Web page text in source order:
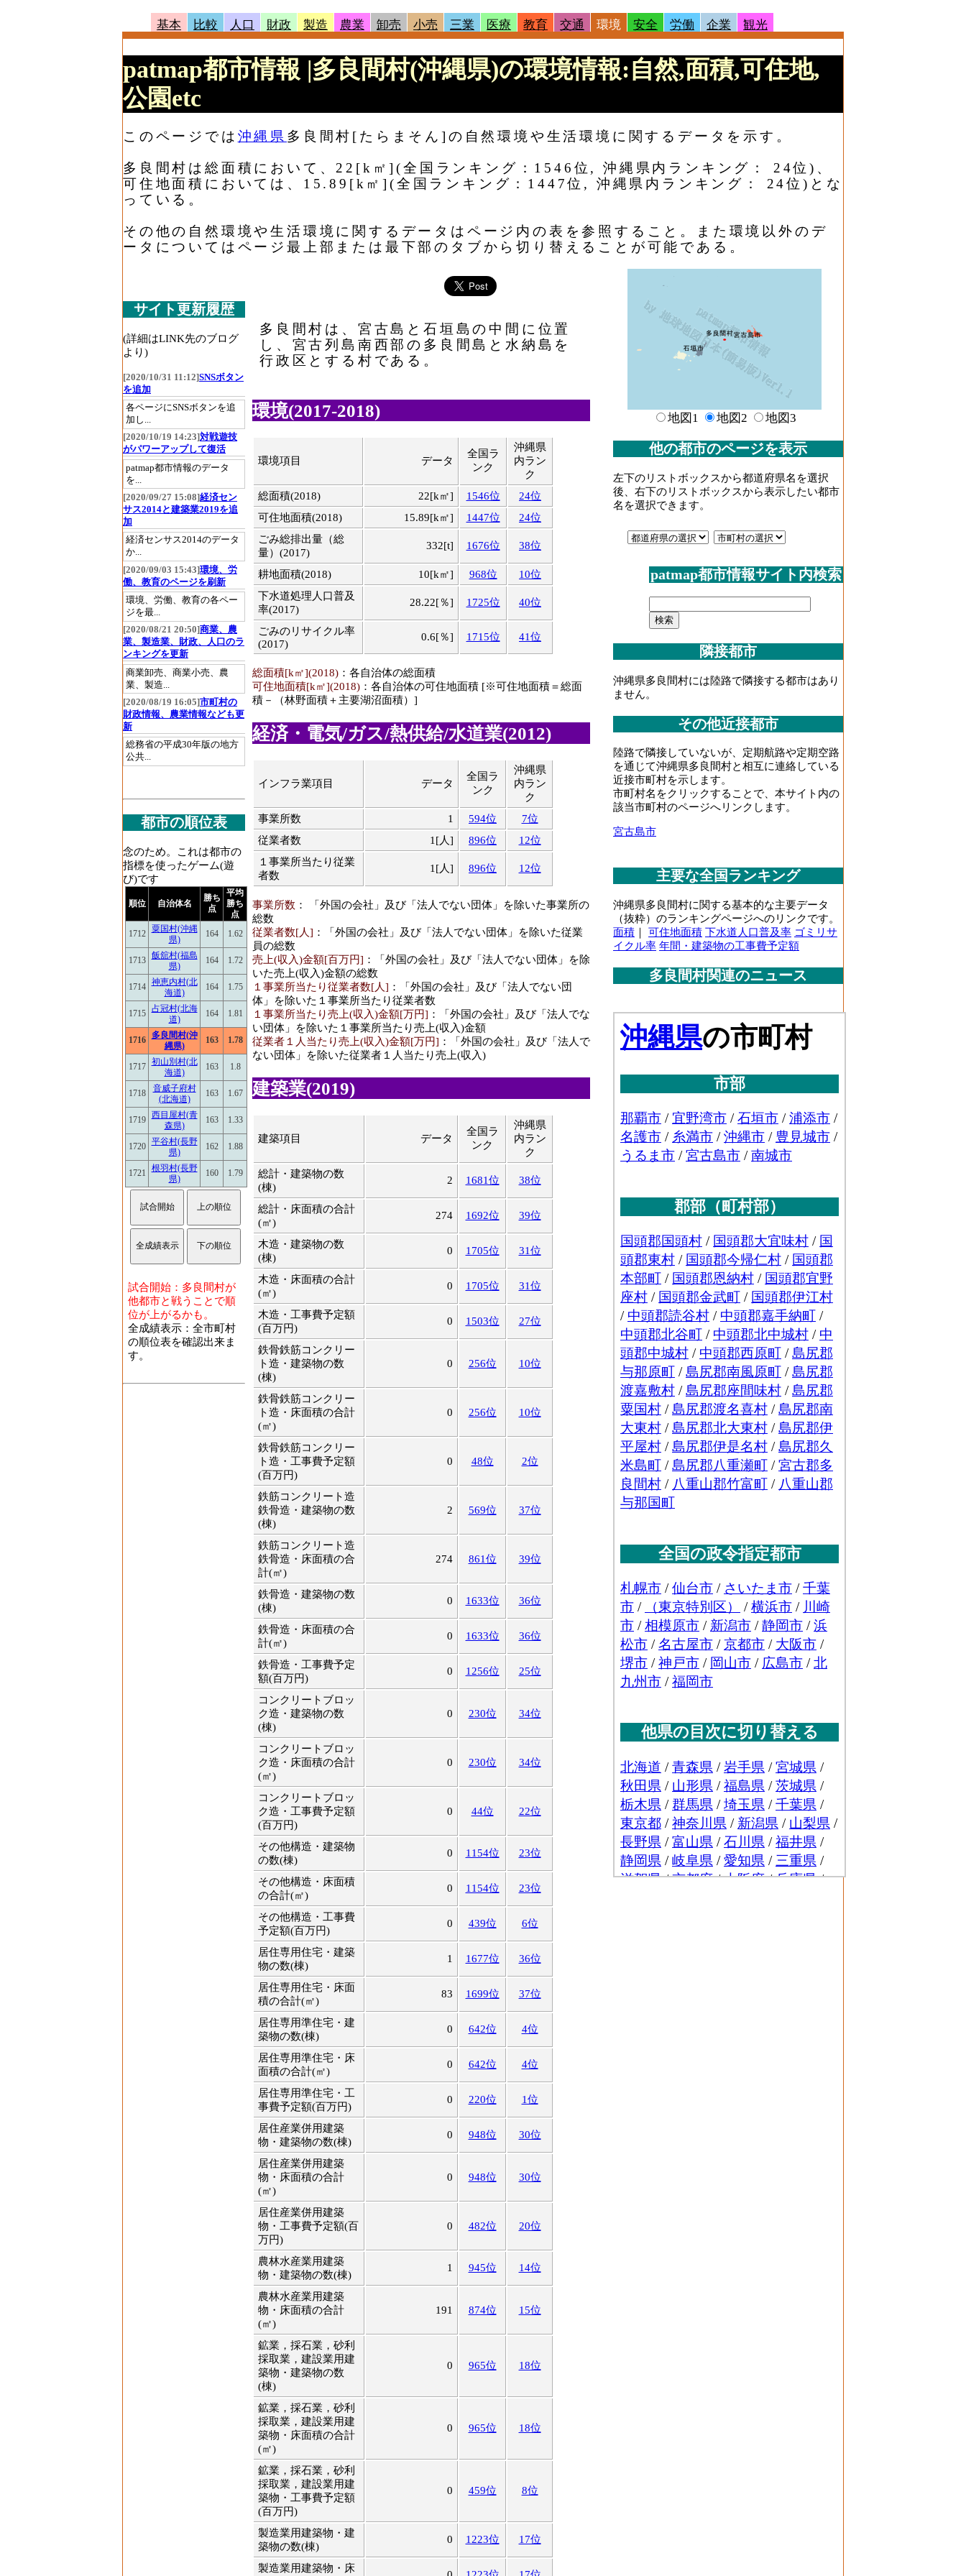
基本 比較 人口 財政 製造 農業 卸売 小売 三業 医療 教育 交通 環境 安全 労働 企業 観光
patmap都市情報 |多良間村(沖縄県)の環境情報:自然,面積,可住地,
公園etc
このページでは 沖縄県 多良間村[たらまそん]の自然環境や生活環境に関するデータを示す。
多良間村は総面積において、22[k㎡](全国ランキング：1546位, 沖縄県内ランキング： 24位)、
可住地面積においては、15.89[k㎡](全国ランキング：1447位, 沖縄県内ランキング： 24位)とな
っている。
その他の自然環境や生活環境に関するデータはページ内の表を参照すること。また環境以外のデ
ータについてはページ最上部または最下部のタブから切り替えることが可能である。
多良間村は、宮古島と石垣島の中間に位置
し、宮古列島南西部の多良間島と水納島を
行政区とする村である。
環境(2017-2018)
環境項目 データ
全国ラ
ンク
沖縄県
内ラン
ク
総面積(2018)
22[k㎡] 1546位
24位
可住地面積(2018)
15.89[k㎡] 1447位
24位
ごみ総排出量（総
量）(2017)
332[t] 1676位 38位
耕地面積(2018) 10[k㎡] 968位
10位
下水道処理人口普及
率(2017)
28.22[％] 1725位 40位
ごみのリサイクル率
(2017)
0.6[％] 1715位 41位
総面積[k㎡](2018) ：各自治体の総面積
可住地面積[k㎡](2018) ：各自治体の可住地面積 [※可住地面積＝総面
積－（林野面積＋主要湖沼面積）]
経済・電気/ガス/熱供給/水道業(2012)
インフラ業項目 データ
全国ラ
ンク
沖縄県
内ラン
ク
事業所数
1 594位
7位
従業者数
1[人] 896位
12位
１事業所当たり従業
者数
1[人] 896位 12位
事業所数 ： 「外国の会社」及び「法人でない団体」を除いた事業所の
総数
従業者数[人] ：「外国の会社」及び「法人でない団体」を除いた従業
員の総数
売上(収入)金額[百万円] ：「外国の会社」及び「法人でない団体」を除
いた売上(収入)金額の総数
１事業所当たり従業者数[人] ：「外国の会社」及び「法人でない団
体」を除いた１事業所当たり従業者数
１事業所当たり売上(収入)金額[万円] ：「外国の会社」及び「法人でな
い団体」を除いた１事業所当たり売上(収入)金額
従業者１人当たり売上(収入)金額[万円] ：「外国の会社」及び「法人で
ない団体」を除いた従業者１人当たり売上(収入)
建築業(2019)
建築項目 データ
全国ラ
ンク
沖縄県
内ラン
ク
総計・建築物の数
(棟)
2 1681位 38位
総計・床面積の合計
(㎡)
274 1692位 39位
木造・建築物の数
(棟)
0 1705位 31位
木造・床面積の合計
(㎡)
0 1705位 31位
木造・工事費予定額
(百万円)
0 1503位 27位
鉄骨鉄筋コンクリー
ト造・建築物の数
(棟)
0 256位 10位
鉄骨鉄筋コンクリー
ト造・床面積の合計
(㎡)
0 256位 10位
鉄骨鉄筋コンクリー
ト造・工事費予定額
(百万円)
0 48位 2位
鉄筋コンクリート造
鉄骨造・建築物の数
(棟)
2 569位 37位
鉄筋コンクリート造
鉄骨造・床面積の合
計(㎡)
274 861位 39位
鉄骨造・建築物の数
(棟)
0 1633位 36位
鉄骨造・床面積の合
計(㎡)
0 1633位 36位
鉄骨造・工事費予定
額(百万円)
0 1256位 25位
コンクリートブロッ
ク造・建築物の数
(棟)
0 230位 34位
コンクリートブロッ
ク造・床面積の合計
(㎡)
0 230位 34位
コンクリートブロッ
ク造・工事費予定額
(百万円)
0 44位 22位
その他構造・建築物
の数(棟)
0 1154位 23位
その他構造・床面積
の合計(㎡)
0 1154位 23位
その他構造・工事費
予定額(百万円)
0 439位 6位
居住専用住宅・建築
物の数(棟)
1 1677位 36位
居住専用住宅・床面
積の合計(㎡)
83 1699位 37位
居住専用準住宅・建
築物の数(棟)
0 642位 4位
居住専用準住宅・床
面積の合計(㎡)
0 642位 4位
居住専用準住宅・工
事費予定額(百万円)
0 220位 1位
居住産業併用建築
物・建築物の数(棟)
0 948位 30位
居住産業併用建築
物・床面積の合計
(㎡)
0 948位 30位
居住産業併用建築
物・工事費予定額(百
万円)
0 482位 20位
農林水産業用建築
物・建築物の数(棟)
1 945位 14位
農林水産業用建築
物・床面積の合計
(㎡)
191 874位 15位
鉱業，採石業，砂利
採取業，建設業用建
築物・建築物の数
(棟)
0 965位 18位
鉱業，採石業，砂利
採取業，建設業用建
築物・床面積の合計
(㎡)
0 965位 18位
鉱業，採石業，砂利
採取業，建設業用建
築物・工事費予定額
(百万円)
0 459位 8位
製造業用建築物・建
築物の数(棟)
0 1223位 17位
製造業用建築物・床
サイト更新履歴
(詳細はLINK先のブログ
より)
[2020/10/31 11:12]SNSボタン
を追加
各ページにSNSボタンを追
加し...
[2020/10/19 14:23]対戦遊技
がパワーアップして復活
patmap都市情報のデータ
を...
[2020/09/27 15:08]経済セン
サス2014と建築業2019を追
加
経済センサス2014のデータ
か...
[2020/09/03 15:43]環境、労
働、教育のページを刷新
環境、労働、教育の各ペー
ジを最...
[2020/08/21 20:50]商業、農
業、製造業、財政、人口のラ
ンキングを更新
商業卸売、商業小売、農
業、製造...
[2020/08/19 16:05]市町村の
財政情報、農業情報なども更
新
総務省の平成30年版の地方
公共...
都市の順位表
念のため。これは都市の
指標を使ったゲーム(遊
び)です
順位 自治体名
勝ち
点
平均
勝ち
点
1712
粟国村(沖縄
県)
164 1.62
1713
飯舘村(福島
県)
164 1.72
1714
神恵内村(北
海道)
164 1.75
1715
占冠村(北海
道)
164 1.81
1716
多良間村(沖
縄県)
163 1.78
1717
初山別村(北
海道)
163 1.8
1718
音威子府村
(北海道)
163 1.67
1719
西目屋村(青
森県)
163 1.33
1720
平谷村(長野
県)
162 1.88
1721
根羽村(長野
県)
160 1.79
試合開始：多良間村が
他都市と戦うことで順
位が上がるかも。
全成績表示：全市町村
の順位表を確認出来ま
す。
地図1 地図2 地図3
他の都市のページを表示
左下のリストボックスから都道府県名を選択
後、右下のリストボックスから表示したい都市
名を選択できます。
patmap都市情報サイト内検索
隣接都市
沖縄県多良間村には陸路で隣接する都市はあり
ません。
その他近接都市
陸路で隣接していないが、定期航路や定期空路
を通じて沖縄県多良間村と相互に連絡している
近接市町村を示します。
市町村名をクリックすることで、本サイト内の
該当市町村のページへリンクします。
宮古島市
主要な全国ランキング
沖縄県多良間村に関する基本的な主要データ
（抜粋）のランキングページへのリンクです。
面積
可住地面積 下水道人口普及率 ゴミリサ
イクル率 年間・建築物の工事費予定額
多良間村関連のニュース